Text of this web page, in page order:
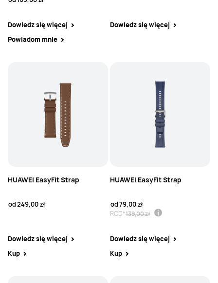
Dowiedz się więcej
Powiadom mnie
Dowiedz się więcej
HUAWEI EasyFit Strap
od249,00 zł
Dowiedz się więcej
Kup
HUAWEI EasyFit Strap
od79,00 zł
RCD*139,00 zł
Dowiedz się więcej
Kup